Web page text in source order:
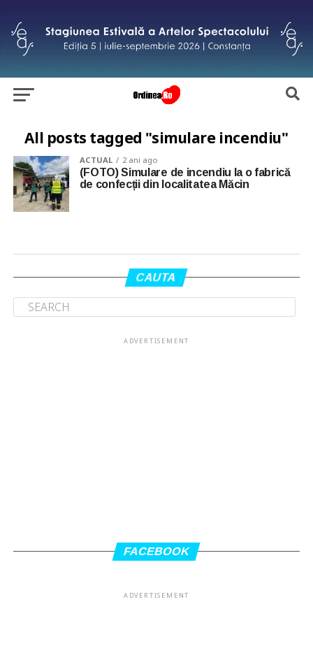
All posts tagged "simulare incendiu"
ACTUAL 2 ani ago
(FOTO) Simulare de incendiu la o fabrică
de confecții din localitatea Măcin
CAUTA
ADVERTISEMENT
FACEBOOK
ADVERTISEMENT